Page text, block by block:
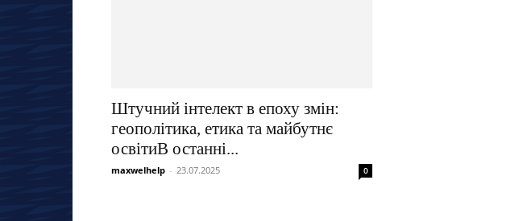
Штучний інтелект в епоху змін:
геополітика, етика та майбутнє
освітиВ останні...
maxwelhelp - 23.07.2025 0